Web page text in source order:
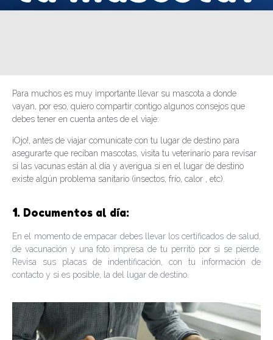
Para muchos es muy importante llevar su mascota a donde
vayan, por eso, quiero compartir contigo algunos consejos que
debes tener en cuenta antes de el viaje:
¡Ojo!, antes de viajar comunícate con tu lugar de destino para
asegurarte que reciban mascotas, visita tu veterinario para revisar
si las vacunas están al día y averigua si en el lugar de destino
existe algún problema sanitario (insectos, frío, calor , etc).
1. Documentos al día:
En el momento de empacar debes llevar los certificados de salud,
de vacunación y una foto impresa de tu perrito por si se pierde.
Revisa sus placas de indentificación, con tu información de
contacto y si es posible, la del lugar de destino.